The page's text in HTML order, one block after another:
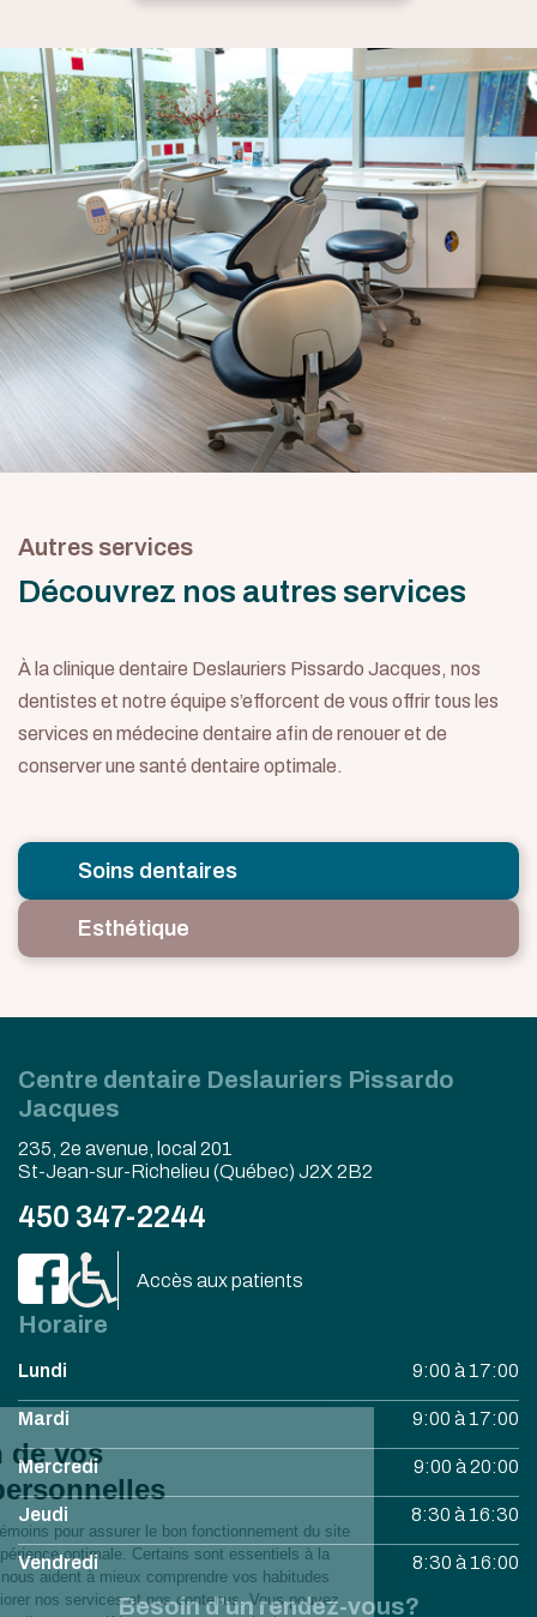
Prendre rendez-vous
Autres services
Découvrez nos autres services
À la clinique dentaire Deslauriers Pissardo Jacques, nos
dentistes et notre équipe s’efforcent de vous offrir tous les
services en médecine dentaire afin de renouer et de
conserver une santé dentaire optimale.
Soins dentaires
Esthétique
Centre dentaire Deslauriers Pissardo
Jacques
235, 2e avenue, local 201
St-Jean-sur-Richelieu (Québec) J2X 2B2
450 347-2244
Accès aux patients
Horaire
Lundi 9:00 à 17:00
Mardi 9:00 à 17:00
Mercredi 9:00 à 20:00
Jeudi 8:30 à 16:30
Vendredi 8:30 à 16:00
Besoin d’un rendez-vous?